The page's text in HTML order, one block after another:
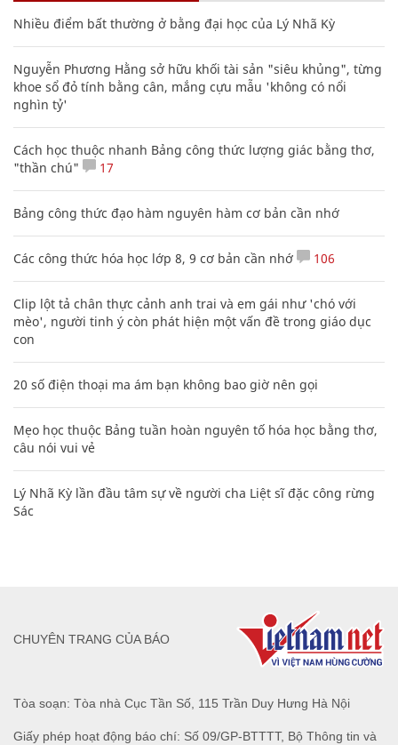
Nhiều điểm bất thường ở bằng đại học của Lý Nhã Kỳ
Nguyễn Phương Hằng sở hữu khối tài sản "siêu khủng", từng
khoe sổ đỏ tính bằng cân, mắng cựu mẫu 'không có nổi
nghìn tỷ'
Cách học thuộc nhanh Bảng công thức lượng giác bằng thơ,
"thần chú"
17
Bảng công thức đạo hàm nguyên hàm cơ bản cần nhớ
Các công thức hóa học lớp 8, 9 cơ bản cần nhớ 106
Clip lột tả chân thực cảnh anh trai và em gái như 'chó với
mèo', người tinh ý còn phát hiện một vấn đề trong giáo dục
con
20 số điện thoại ma ám bạn không bao giờ nên gọi
Mẹo học thuộc Bảng tuần hoàn nguyên tố hóa học bằng thơ,
câu nói vui vẻ
Lý Nhã Kỳ lần đầu tâm sự về người cha Liệt sĩ đặc công rừng
Sác
Tòa soạn: Tòa nhà Cục Tần Số, 115 Trần Duy Hưng Hà Nội
Giấy phép hoạt động báo chí: Số 09/GP-BTTTT, Bộ Thông tin và
CHUYÊN TRANG CỦA BÁO